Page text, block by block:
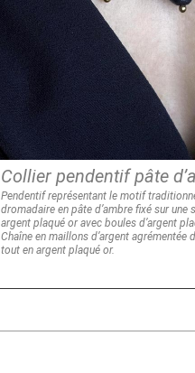
Collier pendentif pâte
Pendentif représentant le motif
dromadaire en pâte d’ambre fixé sur une
argent plaqué or avec boules d’argent
Chaîne en maillons d’argent agrémentée
tout en argent plaqué or.